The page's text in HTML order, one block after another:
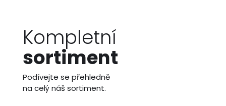
Kompletní
sortiment
Podívejte se přehledně
na celý náš sortiment.